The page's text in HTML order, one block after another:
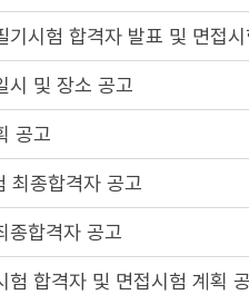
시험 합격자 발표 및 면접
시 및 장소 공고
공고
최종합격자 공고
종합격자 공고
합격자 및 면접시험 계획